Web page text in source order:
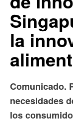
la
Comunicado.
necesidades
los